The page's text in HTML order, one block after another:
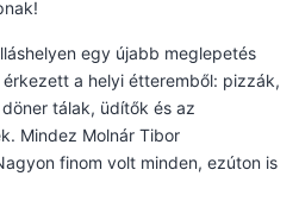
egy újabb meglepetés
a helyi étteremből: pizzák,
tálak, üdítők és az
Mindez Molnár Tibor
finom volt minden, ezúton is